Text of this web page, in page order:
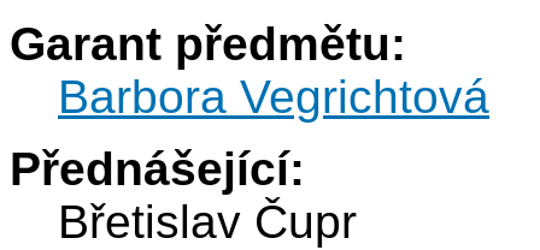
Garant předmětu:
Barbora Vegrichtová
Přednášející:
Břetislav Čupr